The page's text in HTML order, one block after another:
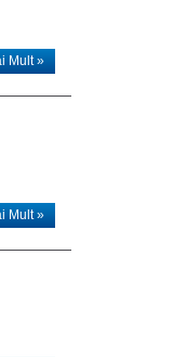
Mult »
Mult »